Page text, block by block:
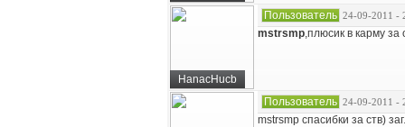
HanacHucb
Пользователь 24-09-2011 -
mstrsmp,плюсик в карму за
Пользователь 24-09-2011 -
mstrsmp спасибки за ств)